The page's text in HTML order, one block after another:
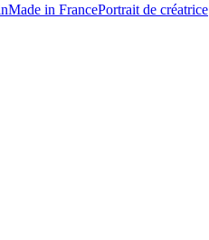
Made in FrancePortrait de créatrice